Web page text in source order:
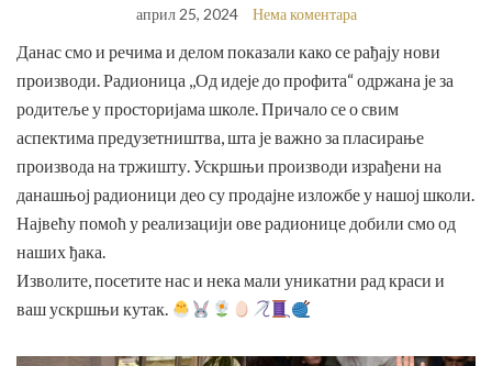
април 25, 2024 Нема коментара
Данас смо и речима и делом показали како се рађају нови
производи. Радионица ,,Од идеје до профита“ одржана је за
родитеље у просторијама школе. Причало се о свим
аспектима предузетништва, шта је важно за пласирање
производа на тржишту. Ускршњи производи израђени на
данашњој радионици део су продајне изложбе у нашој школи.
Највећу помоћ у реализацији ове радионице добили смо од
наших ђака.
Изволите, посетите нас и нека мали уникатни рад краси и
ваш ускршњи кутак.